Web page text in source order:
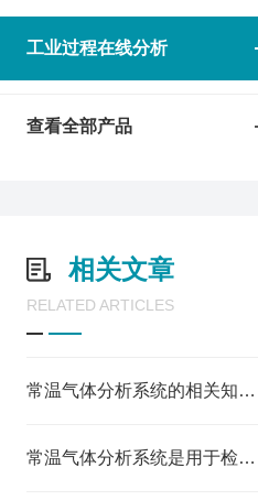
工业过程在线分析
查看全部产品
相关文章
RELATED ARTICLES
常温气体分析系统的相关知识点介绍
常温气体分析系统是用于检测和分析气体成分的一种设备